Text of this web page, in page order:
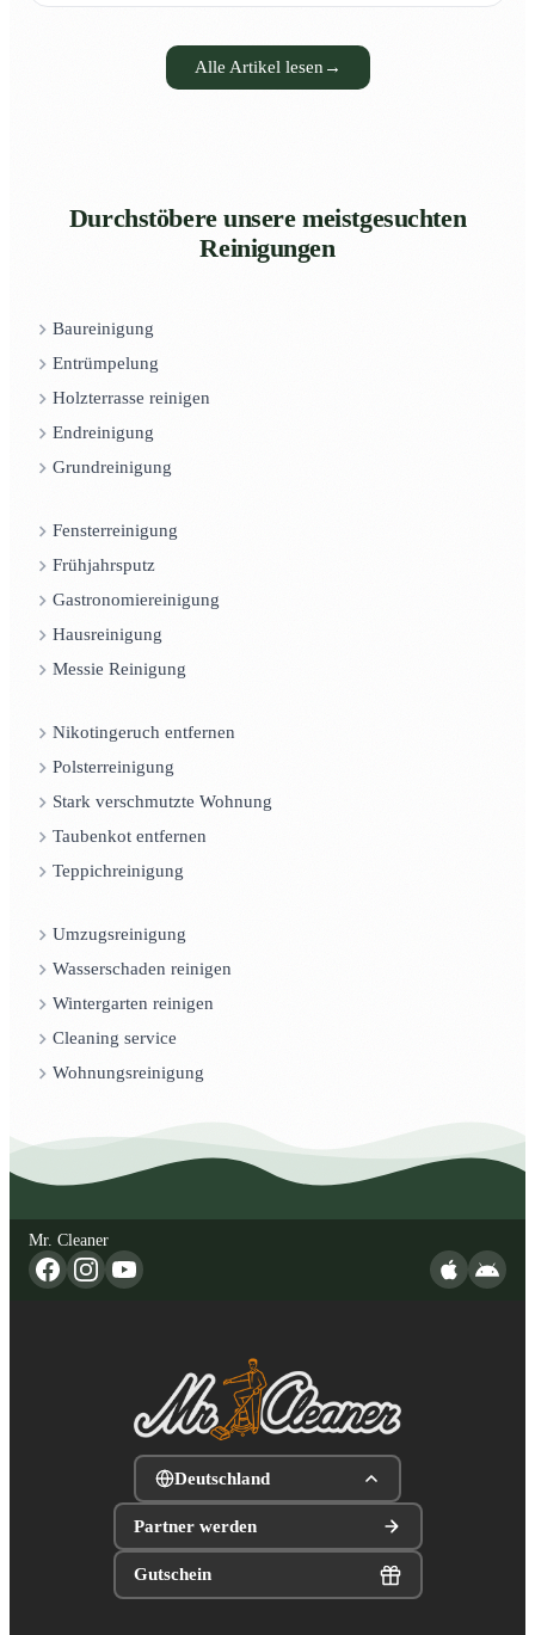
Alle Artikel lesen →
Durchstöbere unsere meistgesuchten
Reinigungen
Baureinigung
Entrümpelung
Holzterrasse reinigen
Endreinigung
Grundreinigung
Fensterreinigung
Frühjahrsputz
Gastronomiereinigung
Hausreinigung
Messie Reinigung
Nikotingeruch entfernen
Polsterreinigung
Stark verschmutzte Wohnung
Taubenkot entfernen
Teppichreinigung
Umzugsreinigung
Wasserschaden reinigen
Wintergarten reinigen
Cleaning service
Wohnungsreinigung
Mr. Cleaner
Deutschland
Partner werden
Gutschein